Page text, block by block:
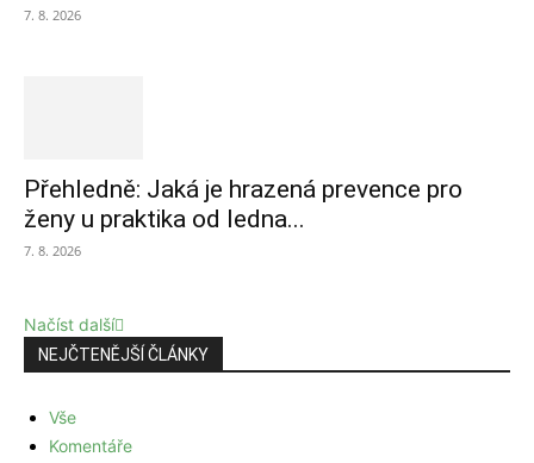
7. 8. 2026
Přehledně: Jaká je hrazená prevence pro
ženy u praktika od ledna...
7. 8. 2026
Načíst další
NEJČTENĚJŠÍ ČLÁNKY
Vše
Komentáře